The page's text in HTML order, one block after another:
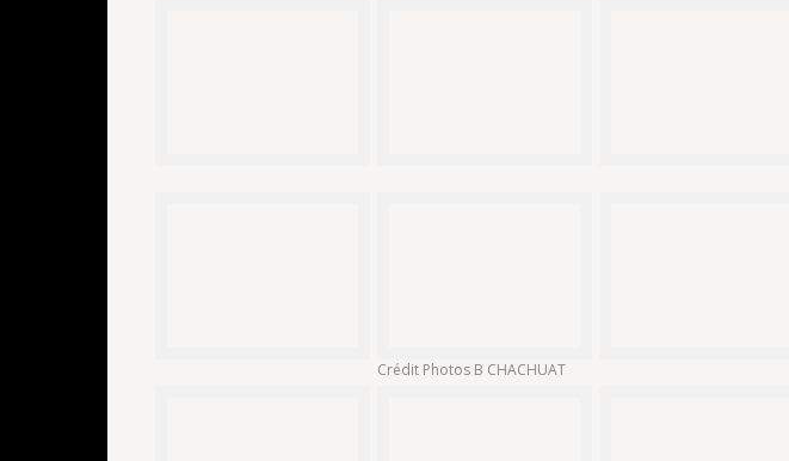
Crédit Photos B CHACHUAT